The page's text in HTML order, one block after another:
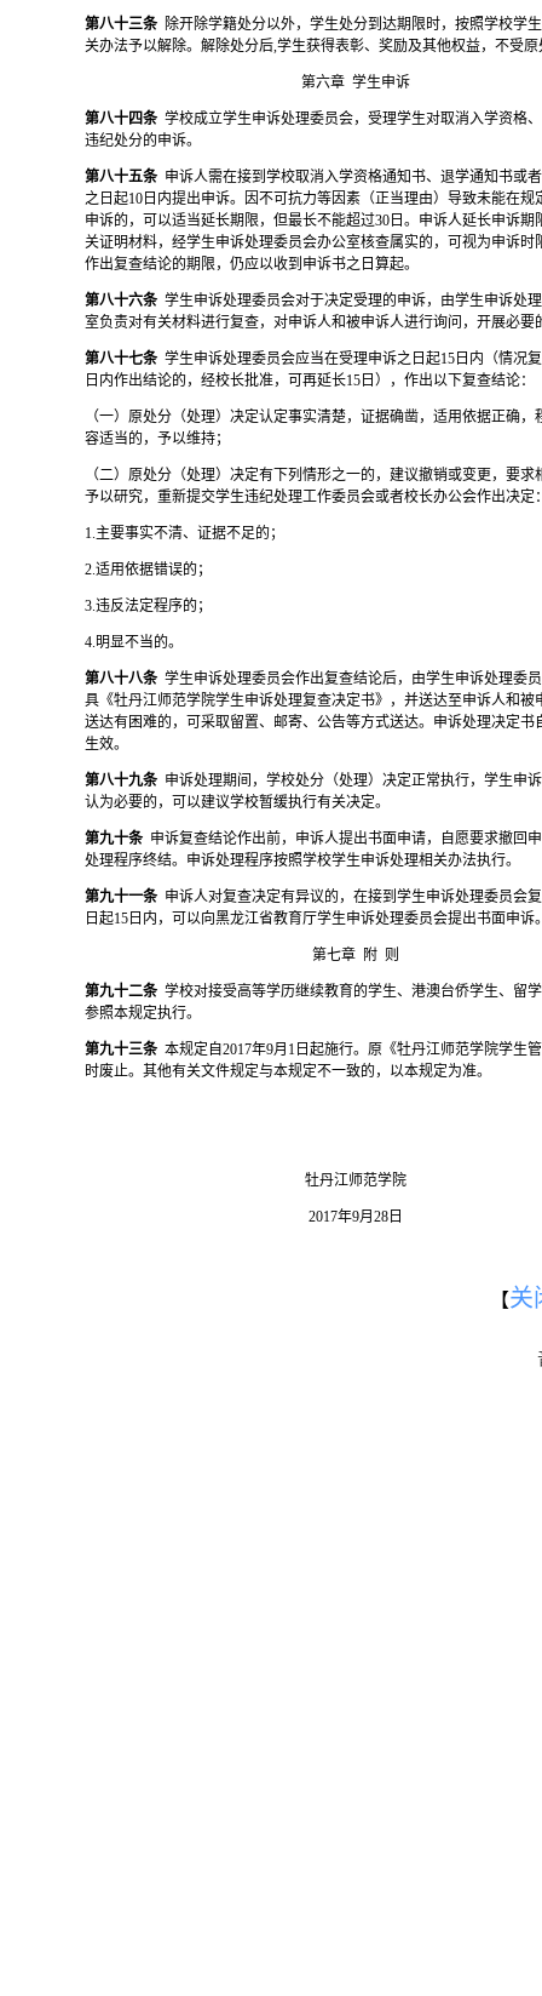
第八十三条 除开除学籍处分以外，学生处分到达期限时，按照学校学
关办法予以解除。解除处分后,学生获得表彰、奖励及其他权益，不受
第六章 学生申诉
第八十四条 学校成立学生申诉处理委员会，受理学生对取消入学资格
违纪处分的申诉。
第八十五条 申诉人需在接到学校取消入学资格通知书、退学通知书或
之日起10日内提出申诉。因不可抗力等因素（正当理由）导致未能在规
申诉的，可以适当延长期限，但最长不能超过30日。申诉人延长申诉期
关证明材料，经学生申诉处理委员会办公室核查属实的，可视为申诉时
作出复查结论的期限，仍应以收到申诉书之日算起。
第八十六条 学生申诉处理委员会对于决定受理的申诉，由学生申诉处
室负责对有关材料进行复查，对申诉人和被申诉人进行询问，开展必要
第八十七条 学生申诉处理委员会应当在受理申诉之日起15日内（情况
日内作出结论的，经校长批准，可再延长15日），作出以下复查结论：
（一）原处分（处理）决定认定事实清楚，证据确凿，适用依据正确，
容适当的，予以维持；
（二）原处分（处理）决定有下列情形之一的，建议撤销或变更，要求
予以研究，重新提交学生违纪处理工作委员会或者校长办公会作出决定
1.主要事实不清、证据不足的；
2.适用依据错误的；
3.违反法定程序的；
4.明显不当的。
第八十八条 学生申诉处理委员会作出复查结论后，由学生申诉处理委
具《牡丹江师范学院学生申诉处理复查决定书》，并送达至申诉人和被
送达有困难的，可采取留置、邮寄、公告等方式送达。申诉处理决定书
生效。
第八十九条 申诉处理期间，学校处分（处理）决定正常执行，学生申
认为必要的，可以建议学校暂缓执行有关决定。
第九十条 申诉复查结论作出前，申诉人提出书面申请，自愿要求撤回
处理程序终结。申诉处理程序按照学校学生申诉处理相关办法执行。
第九十一条 申诉人对复查决定有异议的，在接到学生申诉处理委员会
日起15日内，可以向黑龙江省教育厅学生申诉处理委员会提出书面申诉
第七章 附 则
第九十二条 学校对接受高等学历继续教育的学生、港澳台侨学生、留
参照本规定执行。
第九十三条 本规定自2017年9月1日起施行。原《牡丹江师范学院学生
时废止。其他有关文件规定与本规定不一致的，以本规定为准。
牡丹江师范学院
2017年9月28日
【关